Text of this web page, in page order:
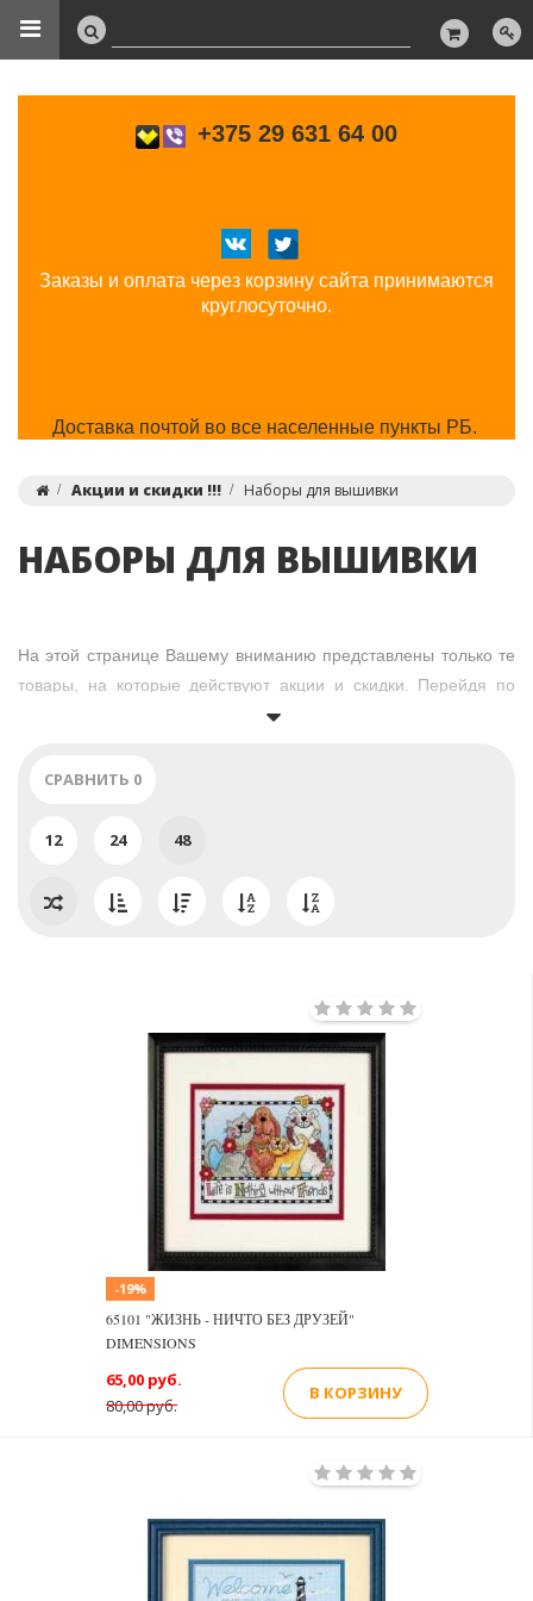
+375 29 631 64 00
Заказы и оплата через корзину сайта принимаются
круглосуточно.
Доставка почтой во все населенные пункты РБ.
Акции и скидки !!! Наборы для вышивки
НАБОРЫ ДЛЯ ВЫШИВКИ
На этой странице Вашему вниманию представлены только те
товары, на которые действуют акции и скидки. Перейдя по
ссылке на страницу каталога
крест от ведущих производителей:
СРАВНИТЬ 0
12 24 48
-19%
65101 "ЖИЗНЬ - НИЧТО БЕЗ ДРУЗЕЙ"
DIMENSIONS
80,00 руб.
65,00 руб.
В КОРЗИНУ